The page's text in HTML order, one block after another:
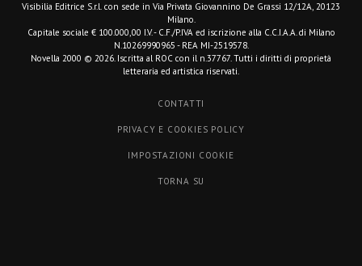
Visibilia Editrice S.r.l. con sede in Via Privata Giovannino De Grassi 12/12A, 20123
Milano.
Capitale sociale € 100.000,00 I.V. - C.F./P.IVA ed iscrizione alla C.C.I.A.A. di Milano
N.10269990965 - REA MI-2519578.
Novella 2000 © 2026. Iscritta al ROC con il n.37767. Tutti i diritti di proprietà
letteraria ed artistica riservati.
CONTATTI
PRIVACY E COOKIES POLICY
IMPOSTAZIONI COOKIE
TORNA SU